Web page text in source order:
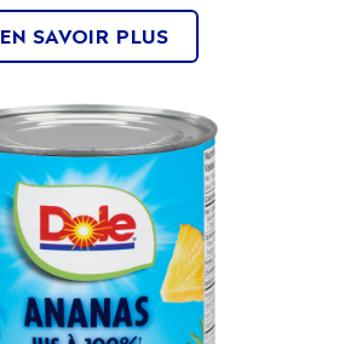
EN SAVOIR PLUS